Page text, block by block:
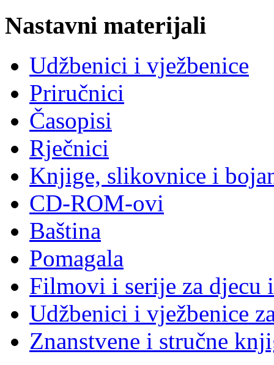
Nastavni materijali
Udžbenici i vježbenice
Priručnici
Časopisi
Rječnici
Knjige, slikovnice i
CD-ROM-ovi
Baština
Pomagala
Filmovi i serije za djecu
Udžbenici i vježbenice
Znanstvene i stručne